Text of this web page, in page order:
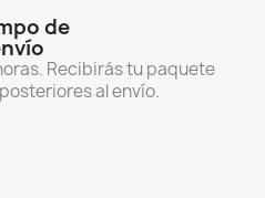
de
Recibirás tu paquete
al envío.